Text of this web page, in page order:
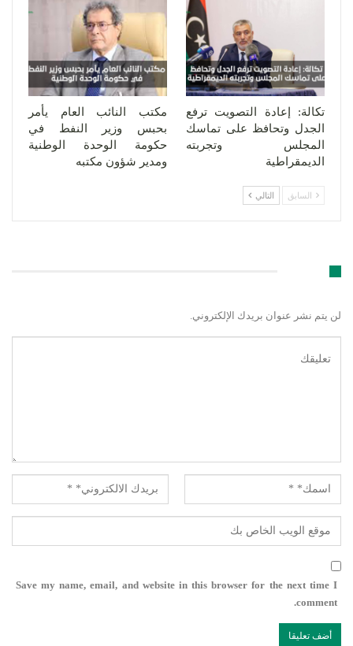
تكالة: إعادة التصويت ترفع
الجدل وتحافظ على تماسك
المجلس وتجربته
الديمقراطية
مكتب النائب العام يأمر
بحبس وزير النفط في
حكومة الوحدة الوطنية
ومدير شؤون مكتبه
السابق التالي
لن يتم نشر عنوان بريدك الإلكتروني.
Save my name, email, and website in this browser for the next time I
comment.